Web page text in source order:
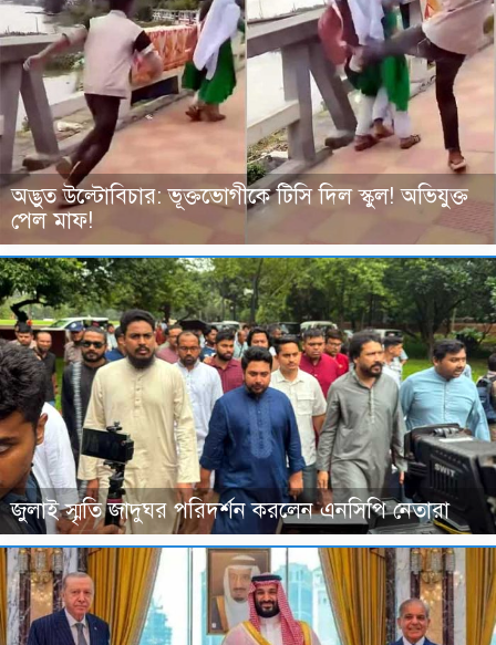
অদ্ভুত উল্টোবিচার: ভূক্তভোগীকে টিসি দিল স্কুল! অভিযুক্ত
পেল মাফ!
জুলাই স্মৃতি জাদুঘর পরিদর্শন করলেন এনসিপি নেতারা